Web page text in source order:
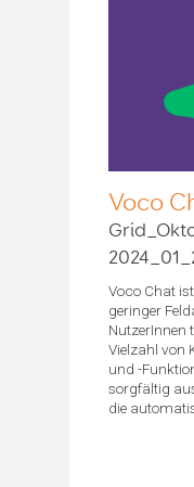
Voco
Voco Chat
geringer
NutzerInnen
Vielzahl von
und -
sorgfältig
die